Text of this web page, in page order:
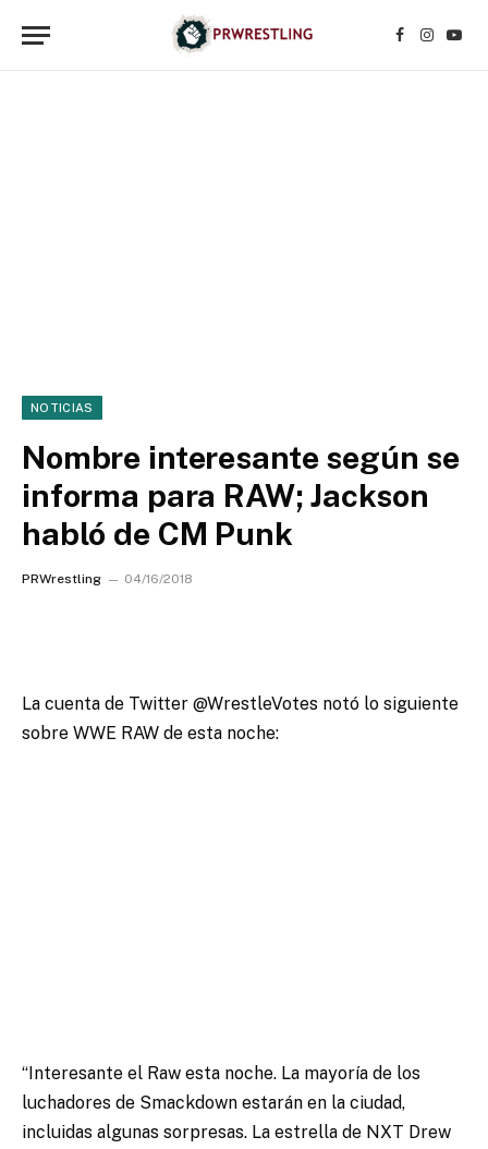
Facebook
NOTICIAS
Nombre interesante según se
informa para RAW; Jackson
habló de CM Punk
PRWrestling 04/16/2018
La cuenta de Twitter @WrestleVotes notó lo siguiente
sobre WWE RAW de esta noche:
“Interesante el Raw esta noche. La mayoría de los
luchadores de Smackdown estarán en la ciudad,
incluidas algunas sorpresas. La estrella de NXT Drew